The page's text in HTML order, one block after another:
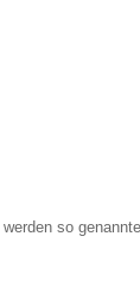
so genannte